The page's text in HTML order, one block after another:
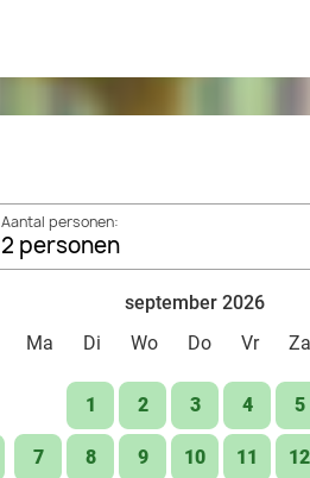
Aantal personen:
2 personen
september 2026
Ma
Di Wo Do Vr Za
1 2 3 4 5
7 8 9 10 11 12